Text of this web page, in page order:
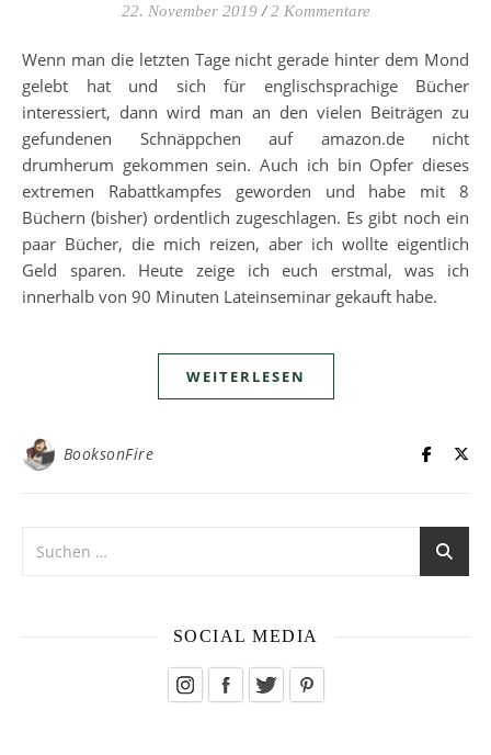
22. November 2019 / 2 Kommentare
Wenn man die letzten Tage nicht gerade hinter dem Mond
gelebt hat und sich für englischsprachige Bücher
interessiert, dann wird man an den vielen Beiträgen zu
gefundenen Schnäppchen auf amazon.de nicht
drumherum gekommen sein. Auch ich bin Opfer dieses
extremen Rabattkampfes geworden und habe mit 8
Büchern (bisher) ordentlich zugeschlagen. Es gibt noch ein
paar Bücher, die mich reizen, aber ich wollte eigentlich
Geld sparen. Heute zeige ich euch erstmal, was ich
innerhalb von 90 Minuten Lateinseminar gekauft habe.
WEITERLESEN
BooksonFire
SOCIAL MEDIA